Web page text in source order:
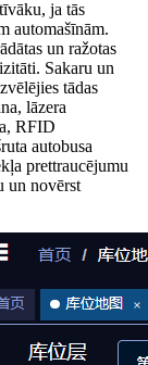
ja tās
automašīnām.
un ražotas
Sakaru un
tādas
lāzera
RFID
autobusa
prettraucējumu
un novērst